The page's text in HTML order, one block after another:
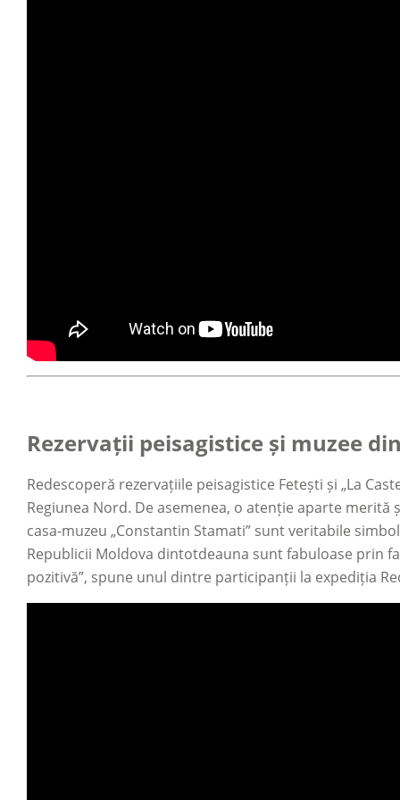
Rezervații peisagistice și muzee
Redescoperă rezervațiile peisagistice Fetești și „La
Regiunea Nord. De asemenea, o atenție aparte merită
casa-muzeu „Constantin Stamati” sunt veritabile
Republicii Moldova dintotdeauna sunt fabuloase prin
pozitivă”, spune unul dintre participanții la expediția